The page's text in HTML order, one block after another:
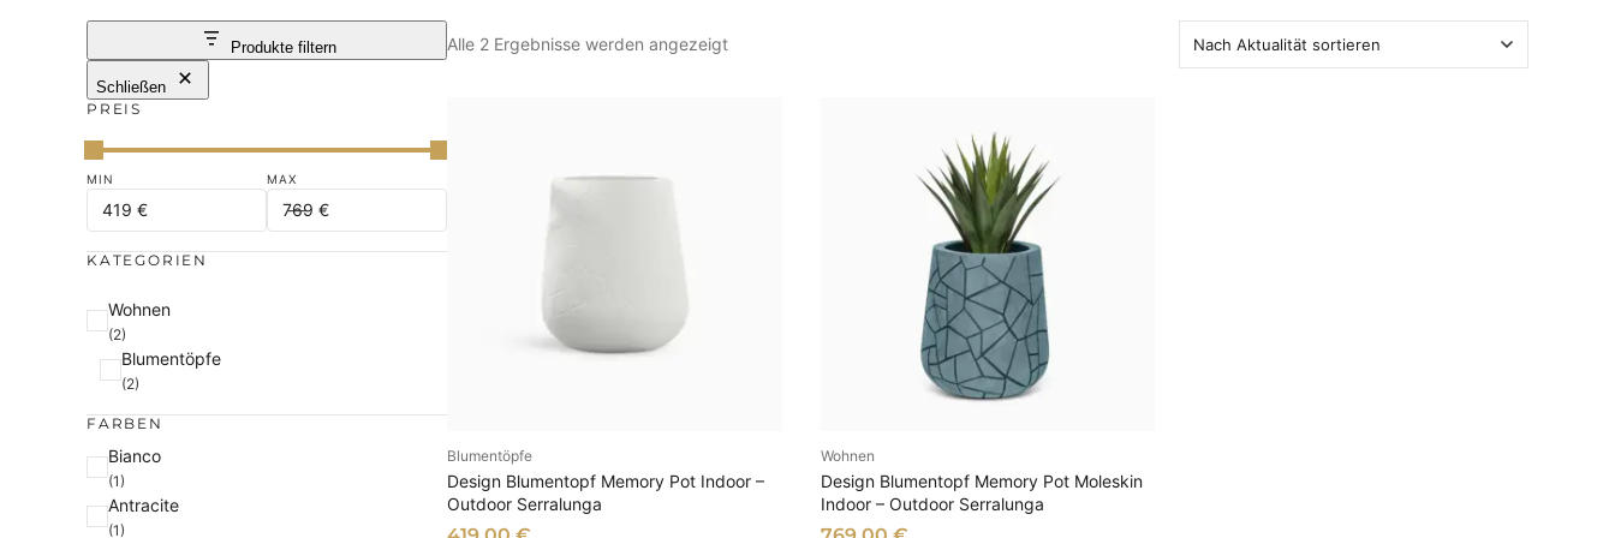
Produkte filtern
Schließen
PREIS
KATEGORIEN
K
g
o
i
Wohnen
(2)
Blumentöpfe
(2)
FARBEN
F
Bianco
(1)
Antracite
(1)
Alle 2 Ergebnisse werden angezeigtN
t
Blumentöpfe
Design Blumentopf Memory Pot Indoor –
Outdoor Serralunga
AUSFÜHRUNG WÄHLEN Wohnen
Design Blumentopf Memory Pot Moleskin
Indoor – Outdoor Serralunga